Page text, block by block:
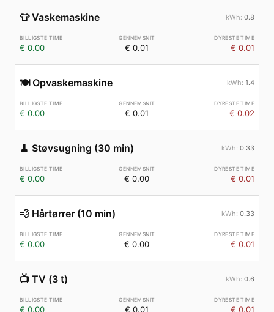
👕 Vaskemaskine 0.8
€ 0.00 € 0.01 € 0.01
🍽️ Opvaskemaskine 1.4
€ 0.00 € 0.01 € 0.02
🧹 Støvsugning (30 min) 0.33
€ 0.00 € 0.00 € 0.01
💨 Hårtørrer (10 min) 0.33
€ 0.00 € 0.00 € 0.01
📺 TV (3 t) 0.6
€ 0.00 € 0.01 € 0.01